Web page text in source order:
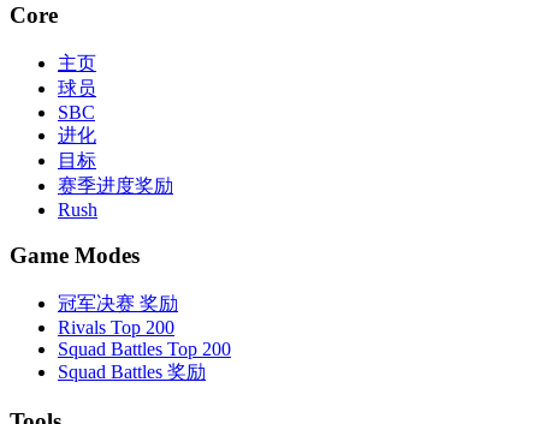
Core
主页
球员
SBC
进化
目标
赛季进度奖励
Rush
Game Modes
冠军决赛 奖励
Rivals Top 200
Squad Battles Top 200
Squad Battles 奖励